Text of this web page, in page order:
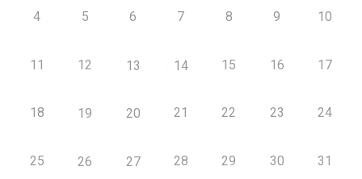
4 5 6 7 8 9 10
11 12 13 14 15 16 17
18 19 20 21 22 23 24
25 26 27 28 29 30 31